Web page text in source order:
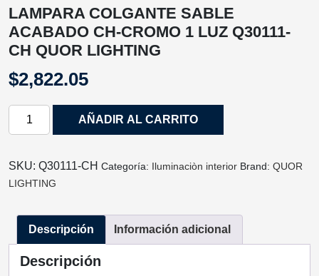
LAMPARA COLGANTE SABLE
ACABADO CH-CROMO 1 LUZ Q30111-
CH QUOR LIGHTING
$2,822.05
LAMPARA
ACABADO
CH-
LUZ
Q30111-
CH
AÑADIR AL CARRITO
SKU: Q30111-CH Categoría: Iluminaciòn interior Brand: QUOR
LIGHTING
Descripción Información adicional
Descripción